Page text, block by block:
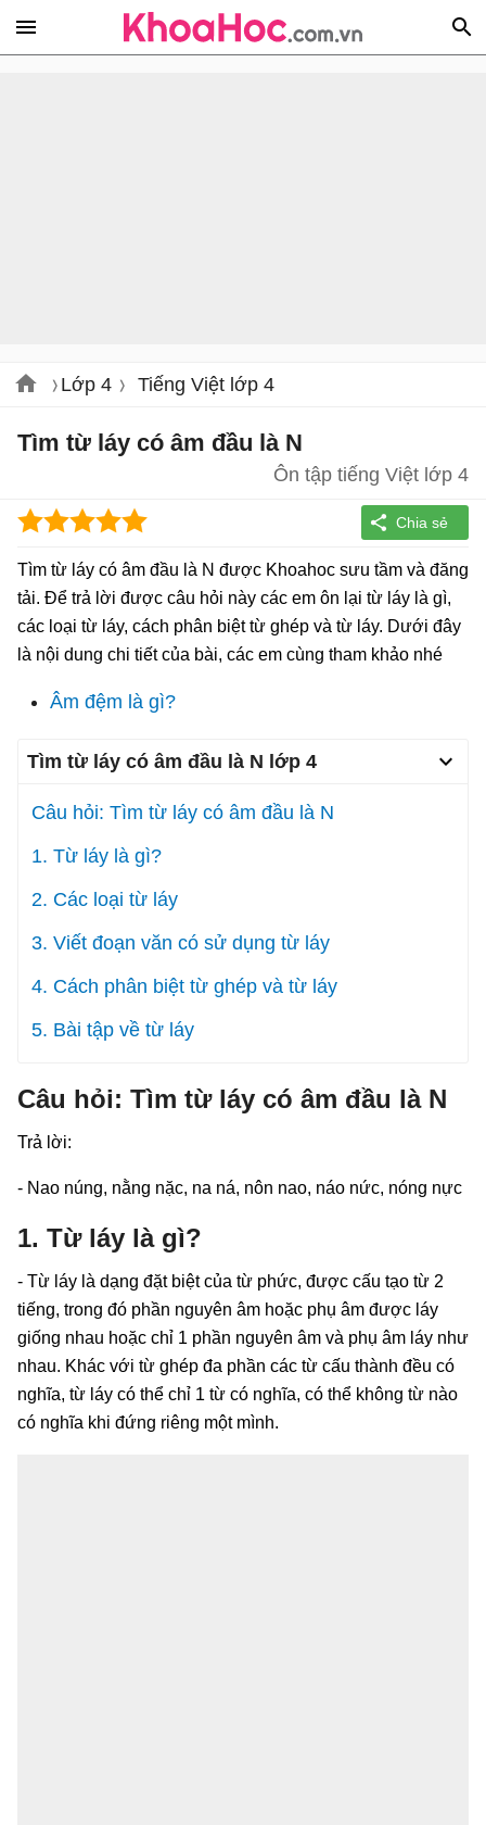
Lớp 4 Tiếng Việt lớp 4
Tìm từ láy có âm đầu là N
Ôn tập tiếng Việt lớp 4
Tìm từ láy có âm đầu là N được Khoahoc sưu tầm và đăng
tải. Để trả lời được câu hỏi này các em ôn lại từ láy là gì,
các loại từ láy, cách phân biệt từ ghép và từ láy. Dưới đây
là nội dung chi tiết của bài, các em cùng tham khảo nhé
Âm đệm là gì?
Tìm từ láy có âm đầu là N lớp 4
Câu hỏi: Tìm từ láy có âm đầu là N
1. Từ láy là gì?
2. Các loại từ láy
3. Viết đoạn văn có sử dụng từ láy
4. Cách phân biệt từ ghép và từ láy
5. Bài tập về từ láy
Câu hỏi: Tìm từ láy có âm đầu là N
Trả lời:
- Nao núng, nằng nặc, na ná, nôn nao, náo nức, nóng nực
1. Từ láy là gì?
- Từ láy là dạng đặt biệt của từ phức, được cấu tạo từ 2
tiếng, trong đó phần nguyên âm hoặc phụ âm được láy
giống nhau hoặc chỉ 1 phần nguyên âm và phụ âm láy như
nhau. Khác với từ ghép đa phần các từ cấu thành đều có
nghĩa, từ láy có thể chỉ 1 từ có nghĩa, có thể không từ nào
có nghĩa khi đứng riêng một mình.